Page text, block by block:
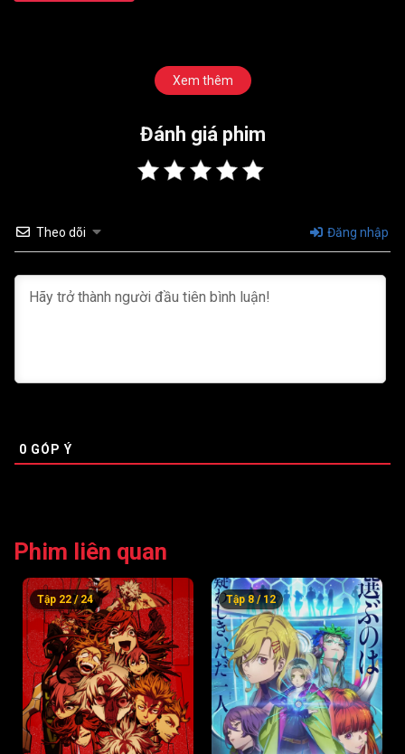
Xem thêm
Đánh giá phim
Theo dõi Đăng nhập
0 GÓP Ý
Phim liên quan
Tập 22 / 24 Tập 8 / 12